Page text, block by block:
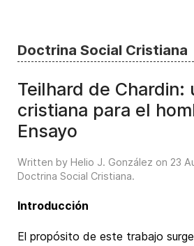
Doctrina Social Cristiana
Teilhard de Chardin:
cristiana para el
Ensayo
Written by Helio J. González on 23
Doctrina Social Cristiana.
Introducción
El propósito de este trabajo